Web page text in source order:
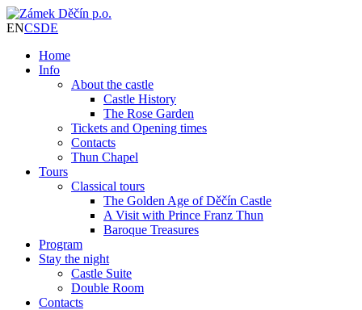
ENCSDE
Home
Info
About the castle
Castle History
The Rose Garden
Tickets and Opening times
Contacts
Thun Chapel
Tours
Classical tours
The Golden Age of Děčín Castle
A Visit with Prince Franz Thun
Baroque Treasures
Program
Stay the night
Castle Suite
Double Room
Contacts